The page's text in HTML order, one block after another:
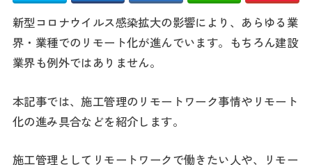
新型コロナウイルス感染拡大の影響により、あらゆる業
界・業種でのリモート化が進んでいます。もちろん建設
業界も例外ではありません。
本記事では、施工管理のリモートワーク事情やリモート
化の進み具合などを紹介します。
施工管理としてリモートワークで働きたい人や、リモー